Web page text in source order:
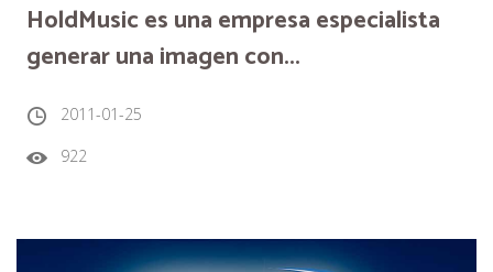
HoldMusic es una empresa especialista
generar una imagen con...
2011-01-25
922